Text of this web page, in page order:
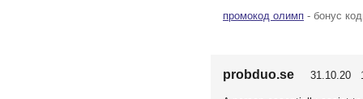
промокод олимп - бонус
probduo.se 31.10.20